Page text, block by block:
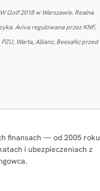
Golf 2018 w Warszawie. Realna
Aviva regulowana przez KNF,
Warta, Allianz, Beesafe) przed
finansach — od 2005 roku
i ubezpieczeniach z